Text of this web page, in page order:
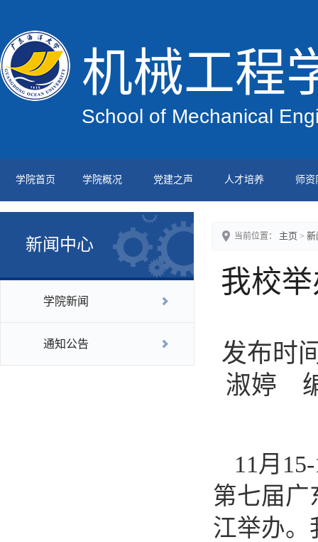
机械工程
School of Mechanical
学院首页 学院概况 党建之声 人才培养 师资
新闻中心
学院新闻
通知公告
当前位置： 主页 > 新
我校
发布时
淑婷
11月
第七届广
江举办。